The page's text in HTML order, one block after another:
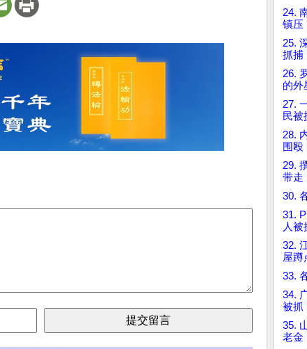
24.
镇压
25.
抓捕
26.
的外
27.
民被
28.
围殴
29.
带走
30.
31.
人被
32.
屋蹲
33.
34.
被抓
35.
老金